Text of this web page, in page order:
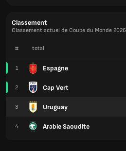
Classement
Classement actuel de Coupe du Monde 2026
# total
1 Espagne
2 Cap Vert
3 Uruguay
4 Arabie Saoudite